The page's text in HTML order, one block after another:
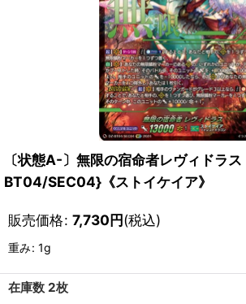
〔状態A-〕無限の宿命者レヴィドラ
BT04/SEC04}《ストイケイア》
販売価格: 7,730円(税込)
重み: 1g
在庫数 2枚